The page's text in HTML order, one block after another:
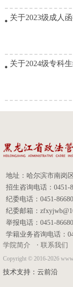
关于2023级成人
关于2024级专科
地址：哈尔滨市南岗
招生咨询电话：0451-
纪委电话：0451-
纪委邮箱：
举报电话：0451-
学籍业务咨询电话：
学院简介
· 联系我们
Copyright © 2016-2026
技术支持： 云前沿